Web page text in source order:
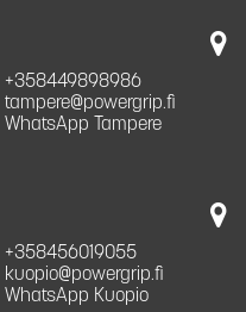
+358449898986
tampere@powergrip.fi
WhatsApp Tampere
+358456019055
kuopio@powergrip.fi
WhatsApp Kuopio